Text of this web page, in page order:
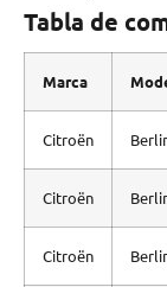
Tabla de
Marca
Citroën
Citroën
Citroën